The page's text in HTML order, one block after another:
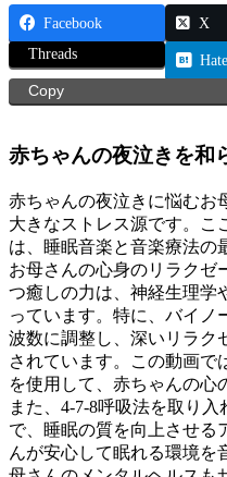
Facebook X
Threads
Copy
赤ちゃんの夜泣きを和
赤ちゃんの夜泣きに悩むお
大きなストレス源です。こ
は、睡眠音楽と音楽療法の
お母さんの心身のリラクゼ
つ癒しの力は、神経生理学
っています。特に、バイノ
波数に調整し、深いリラク
されています。この動画で
を使用して、赤ちゃんの心
また、4-7-8呼吸法を取り
で、睡眠の質を向上させる
んが安心して眠れる環境を